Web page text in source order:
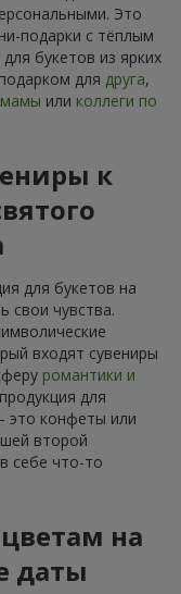
Это
подарки с тёплым
букетов из ярких
для друга,
мамы или коллеги по
к
для букетов на
свои чувства.
входят сувениры
романтики и
для
это конфеты или
второй
себе что-то
на
даты